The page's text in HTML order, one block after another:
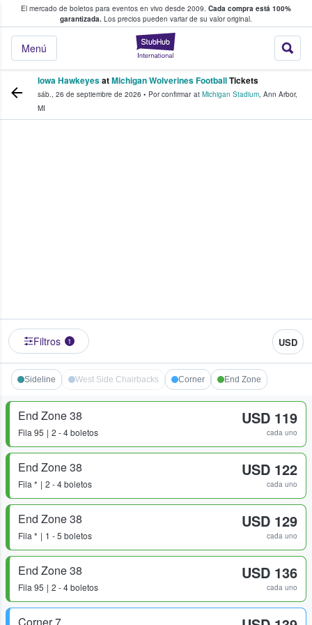
El mercado de boletos para eventos en vivo desde 2009. Cada compra está 100%
garantizada. Los precios pueden variar de su valor original.
StubHub: donde
Menú
fans compran y venden boletos
Iowa HawkeyesatMichigan Wolverines FootballTickets
sáb., 26 de septiembre de 2026 • Por confirmar at Michigan Stadium, Ann Arbor,
MI
Filtros 1 USD
Sideline West Side Chairbacks Corner End Zone
End Zone 38
Fila 95 2 - 4 boletos
USD 119
cada uno
End Zone 38
Fila * 2 - 4 boletos
USD 122
cada uno
End Zone 38
Fila * 1 - 5 boletos
USD 129
cada uno
End Zone 38
Fila 95 2 - 4 boletos
USD 136
cada uno